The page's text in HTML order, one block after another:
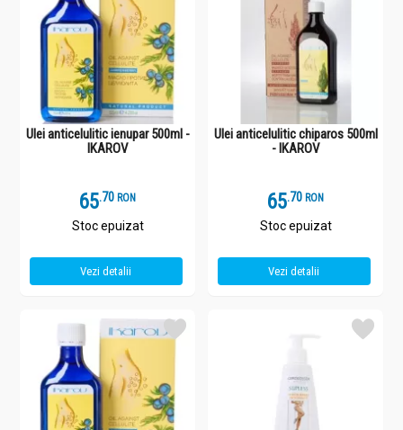
Ulei anticelulitic ienupar 500ml -
IKAROV
65.7 RON
Stoc epuizat
Vezi detalii
Ulei anticelulitic chiparos 500ml
- IKAROV
65.7 RON
Stoc epuizat
Vezi detalii